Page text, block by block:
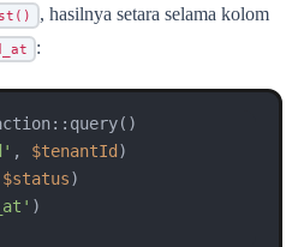
, hasilnya setara selama kolom
:
, $tenantId )
$status)
)